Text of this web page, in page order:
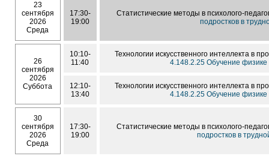
23
сентября
2026
Среда
17:30-
19:00
Статистические методы в психолого-
подростков в
26
сентября
2026
Суббота
10:10-
11:40
Технологии искусственного интеллекта в
4.148.2.25 Обучение
12:10-
13:40
Технологии искусственного интеллекта в
4.148.2.25 Обучение
30
сентября
2026
Среда
17:30-
19:00
Статистические методы в психолого-
подростков в